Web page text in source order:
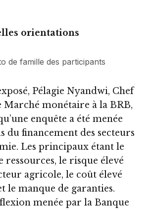
orientations
de famille des participants
Pélagie Nyandwi, Chef
Marché monétaire à la BRB,
enquête a été menée
du financement des secteurs
Les principaux étant le
ressources, le risque élevé
agricole, le coût élevé
le manque de garanties.
menée par la Banque